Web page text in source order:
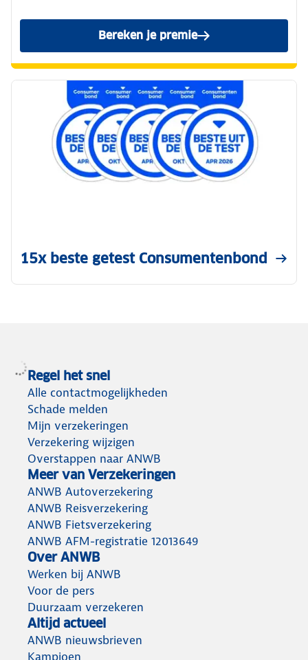
Bereken je premie
15x beste getest Consumentenbond
Regel het snel
Alle contactmogelijkheden
Schade melden
Mijn verzekeringen
Verzekering wijzigen
Overstappen naar ANWB
Meer van Verzekeringen
ANWB Autoverzekering
ANWB Reisverzekering
ANWB Fietsverzekering
ANWB AFM-registratie 12013649
Over ANWB
Werken bij ANWB
Voor de pers
Duurzaam verzekeren
Altijd actueel
ANWB nieuwsbrieven
Kampioen